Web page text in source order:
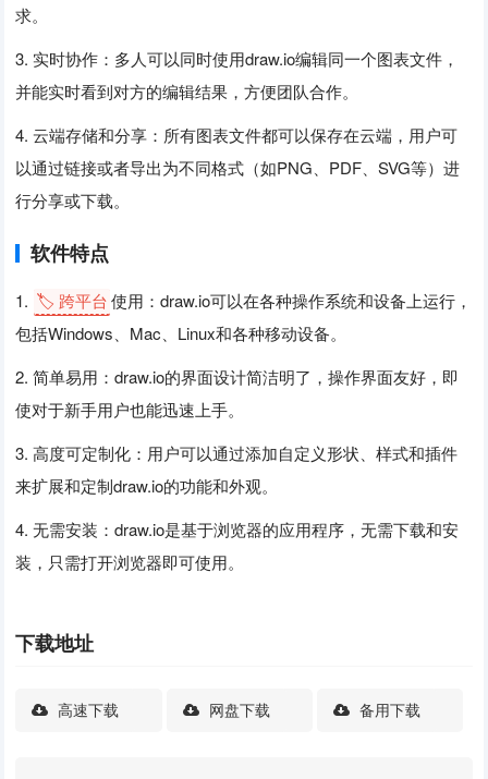
求。
3. 实时协作：多人可以同时使用draw.io编辑同一个图表文件，
并能实时看到对方的编辑结果，方便团队合作。
4. 云端存储和分享：所有图表文件都可以保存在云端，用户可
以通过链接或者导出为不同格式（如PNG、PDF、SVG等）进
行分享或下载。
软件特点
1. 🏷️ 跨平台 使用：draw.io可以在各种操作系统和设备上运行，
包括Windows、Mac、Linux和各种移动设备。
2. 简单易用：draw.io的界面设计简洁明了，操作界面友好，即
使对于新手用户也能迅速上手。
3. 高度可定制化：用户可以通过添加自定义形状、样式和插件
来扩展和定制draw.io的功能和外观。
4. 无需安装：draw.io是基于浏览器的应用程序，无需下载和安
装，只需打开浏览器即可使用。
下载地址
高速下载 网盘下载 备用下载